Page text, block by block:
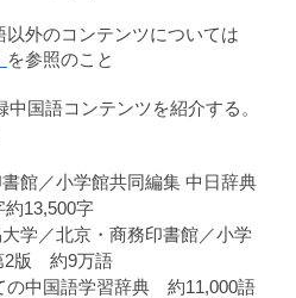
外のコンテンツについては
を参照のこと
国語コンテンツを紹介する。
館／小学館共同編集 中日辞典
13,500字
学／北京・商務印書館／小学
2版 約9万語
の中国語学習辞典 約11,000語